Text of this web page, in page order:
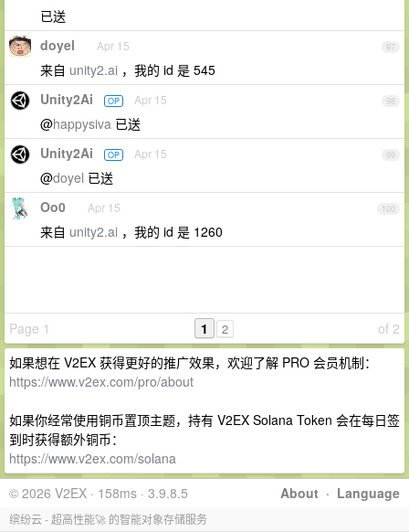
已送
97
doyel Apr 15
来自 unity2.ai ，我的 id 是 545
98
Unity2Ai OP Apr 15
@happysiva 已送
99
Unity2Ai OP Apr 15
@doyel 已送
100
Oo0 Apr 15
来自 unity2.ai ，我的 id 是 1260
Page 1 of 2
1 2
如果想在 V2EX 获得更好的推广效果，欢迎了解 PRO 会员机制：
https://www.v2ex.com/pro/about
如果你经常使用铜币置顶主题，持有 V2EX Solana Token 会在每日签
到时获得额外铜币：
https://www.v2ex.com/solana
About · Language
© 2026 V2EX · 158ms · 3.9.8.5
缤纷云 - 超高性能🚀 的智能对象存储服务